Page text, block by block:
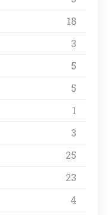
18
3
5
5
1
3
25
23
4